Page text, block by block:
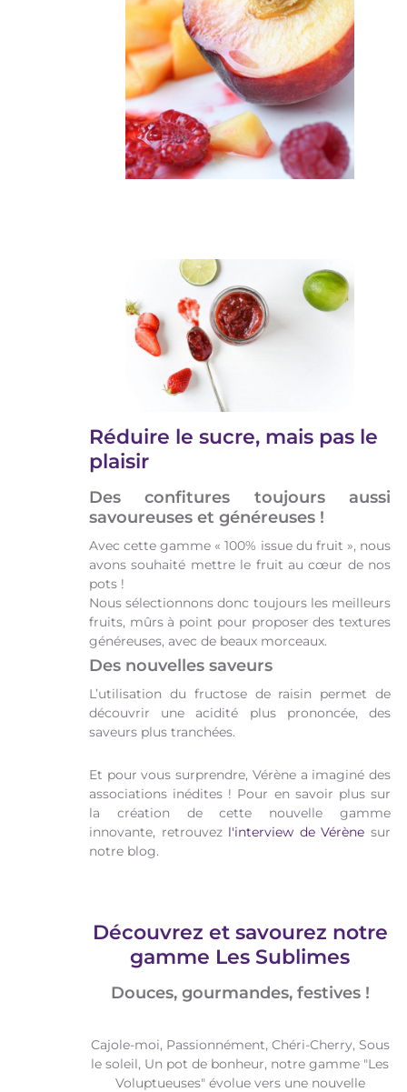
Réduire le sucre, mais pas le
plaisir
Des confitures toujours aussi
savoureuses et généreuses !
Avec cette gamme « 100% issue du fruit », nous
avons souhaité mettre le fruit au cœur de nos
pots !
Nous sélectionnons donc toujours les meilleurs
fruits, mûrs à point pour proposer des textures
généreuses, avec de beaux morceaux.
Des nouvelles saveurs
L’utilisation du fructose de raisin permet de
découvrir une acidité plus prononcée, des
saveurs plus tranchées.
Et pour vous surprendre, Vérène a imaginé des
associations inédites ! Pour en savoir plus sur
la création de cette nouvelle gamme
innovante, retrouvez l'interview de Vérène sur
notre blog.
Découvrez et savourez notre
gamme Les Sublimes
Douces, gourmandes, festives !
Cajole-moi, Passionnément, Chéri-Cherry, Sous
le soleil, Un pot de bonheur, notre gamme "Les
Voluptueuses" évolue vers une nouvelle